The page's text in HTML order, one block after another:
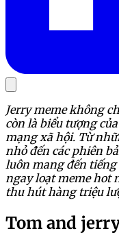
Jerry meme không
còn là biểu tượng
mạng xã hội. Từ
nhỏ đến các phiên
luôn mang đến
ngay loạt meme hot
thu hút hàng triệu
Tom and